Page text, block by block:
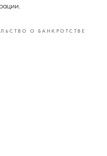
О БАНКРОТСТВЕ